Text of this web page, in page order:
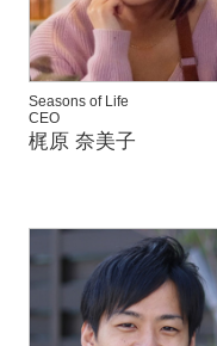
Seasons of Life
CEO
梶原 奈美子